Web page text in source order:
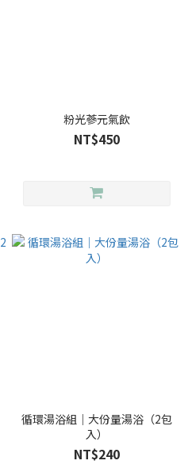
粉光蔘元氣飲
NT$450
循環湯浴組｜大份量湯浴（2包
入）
NT$240